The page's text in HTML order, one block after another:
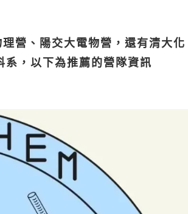
營、陽交大電物營，還有清大化
，以下為推薦的營隊資訊